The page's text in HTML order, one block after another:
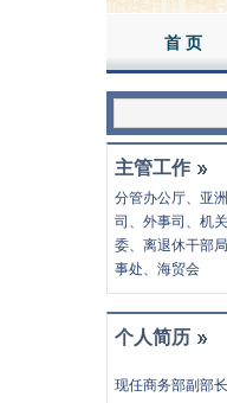
首 页
主管工作
分管办公厅、 亚
司 、 外事司 、 机
委、 离退休干部局
事处、海贸会
个人简历
现任商务部副部